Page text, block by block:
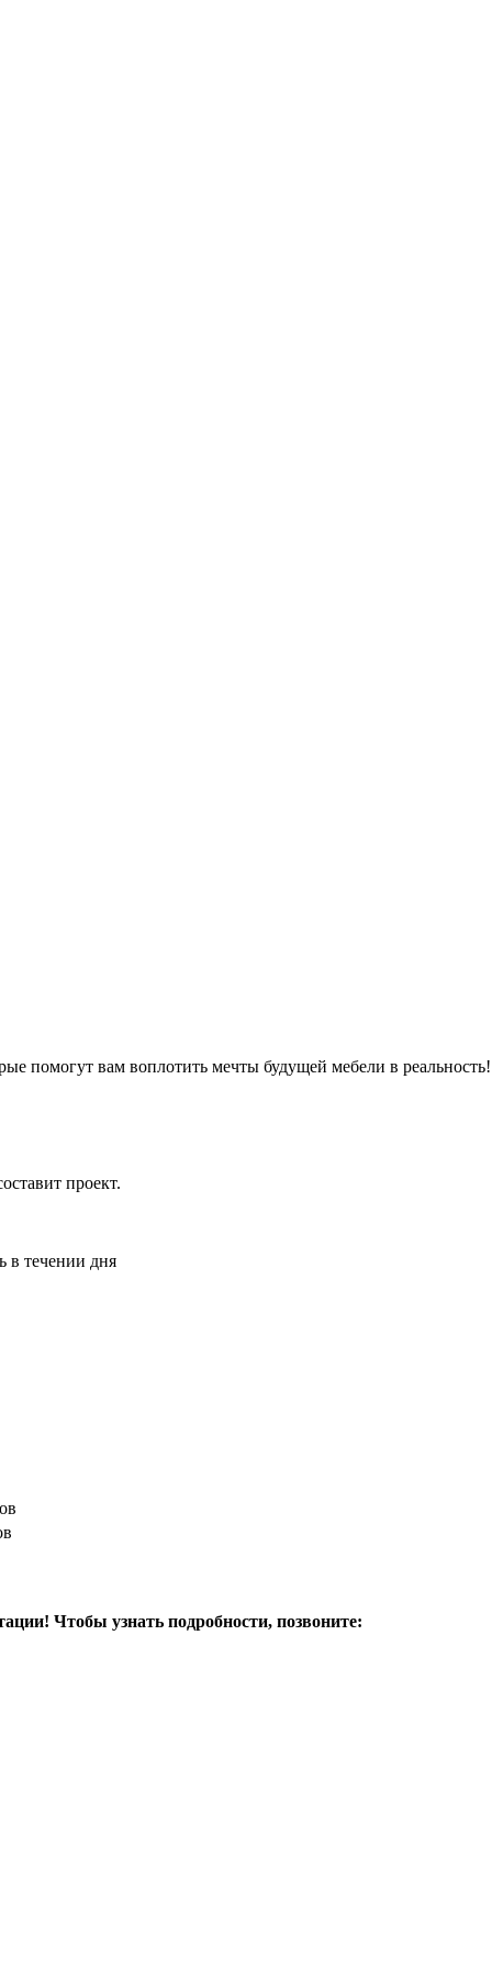
помогут вам воплотить мечты будущей мебели в
проект.
в течении дня
Чтобы узнать подробности, позвоните: